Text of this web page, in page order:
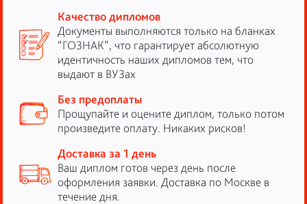
Качество дипломов
Документы выполняются только на бланках
“ГОЗНАК”, что гарантирует абсолютную
идентичность наших дипломов тем, что
выдают в ВУЗах
Без предоплаты
Прощупайте и оцените диплом, только потом
произведите оплату. Никаких рисков!
Доставка за 1 день
Ваш диплом готов через день после
оформления заявки. Доставка по Москве в
течение дня.